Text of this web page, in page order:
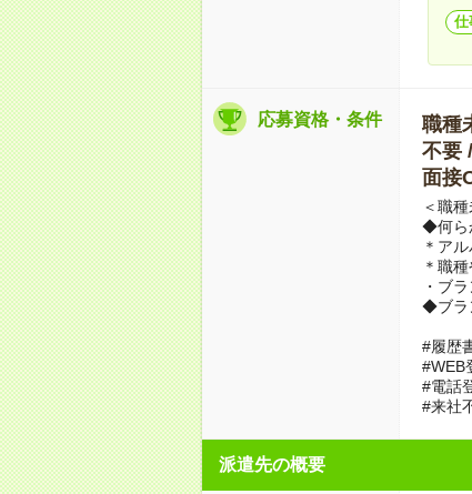
仕
応募資格・条件
職種
不要
面接
＜職
◆何ら
＊ア
＊職
・ブ
◆ブラ
#履歴
#WEB
#電話
#来社
派遣先の概要